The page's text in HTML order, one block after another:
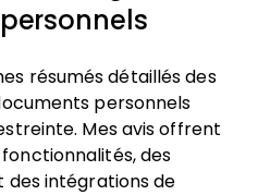
résumés détaillés des
personnels
Mes avis offrent
des
des intégrations de